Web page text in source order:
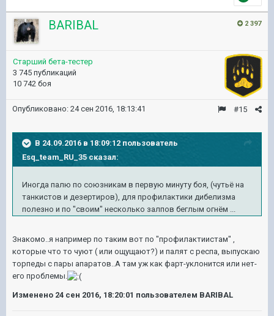
2 397
BARIBAL
Старший бета-тестер
3 745 публикаций
10 742 боя
#15
Опубликовано: 24 сен 2016, 18:13:41
В 24.09.2016 в 18:09:12 пользователь
Esq_team_RU_35 сказал:
Иногда палю по союзникам в первую минуту боя, (чутьё на
танкистов и дезертиров), для профилактики дибелизма
полезно и по "своим" несколько залпов беглым огнём ...
Знакомо..я например по таким вот по "профилактиистам" ,
которые что то чуют ( или ощущают?) и палят с респа, выпускаю
торпеды с пары апаратов..А там уж как фарт-уклонится или нет-
его проблемы.
Изменено 24 сен 2016, 18:20:01 пользователем BARIBAL